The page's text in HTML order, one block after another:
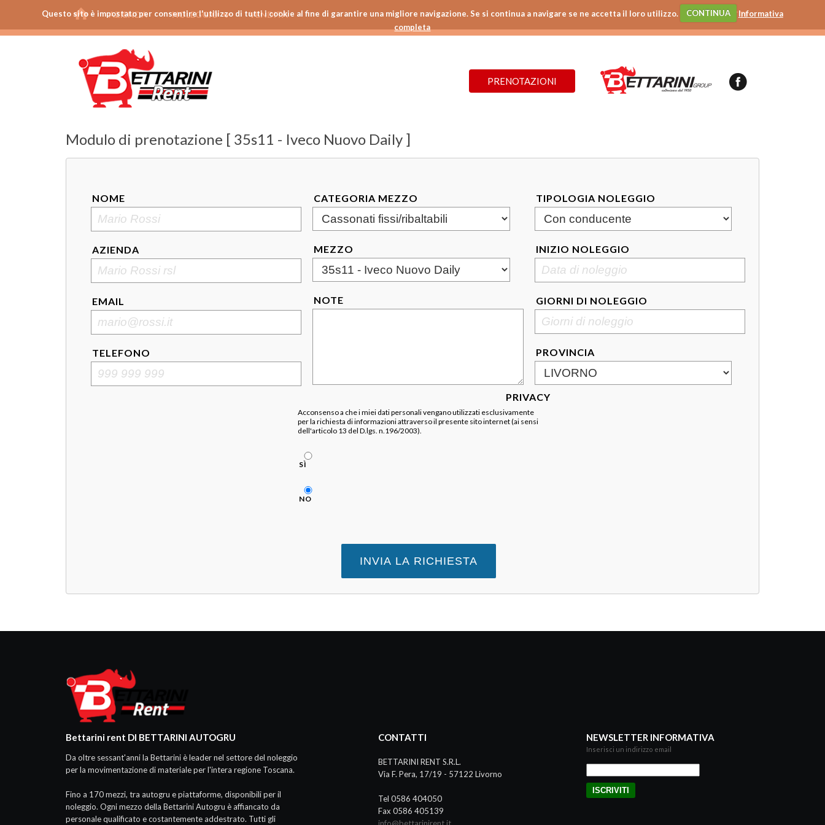
Questo sito è impostato per consentire l'utilizzo di tutti i cookie al fine di garantire una migliore navigazione. Se si continua a navigare se ne accetta il loro utilizzo. CONTINUA
Informativa
completa
AZIENDA NOLEGGIO VENDITA CONTATTI
PRENOTAZIONI
Modulo di prenotazione [ 35s11 - Iveco Nuovo Daily ]
NOME
AZIENDA
EMAIL
TELEFONO
CATEGORIA MEZZO
MEZZO
NOTE
TIPOLOGIA NOLEGGIO
INIZIO NOLEGGIO
GIORNI DI NOLEGGIO
PROVINCIA
PRIVACY
Acconsenso a che i miei dati personali vengano utilizzati esclusivamente
per la richiesta di informazioni attraverso il presente sito internet (ai sensi
dell'articolo 13 del D.lgs. n.196/2003).
SÌ
NO
Bettarini rent DI BETTARINI AUTOGRU
Da oltre sessant'anni la Bettarini è leader nel settore del noleggio
per la movimentazione di materiale per l'intera regione Toscana.
Fino a 170 mezzi, tra autogru e piattaforme, disponibili per il
noleggio. Ogni mezzo della Bettarini Autogru è affiancato da
personale qualificato e costantemente addestrato. Tutti gli
CONTATTI
BETTARINI RENT S.R.L.
Via F. Pera, 17/19 - 57122 Livorno
Tel 0586 404050
Fax 0586 405139
NEWSLETTER INFORMATIVA
Inserisci un indirizzo email